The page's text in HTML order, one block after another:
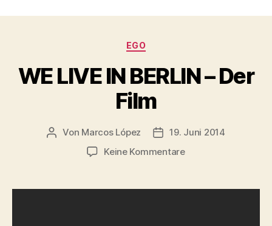
Kategorien
EGO
WE LIVE IN BERLIN – Der
Film
Beitragsautor
Von Marcos López Veröffentlichungsdatum
19. Juni 2014
Keine Kommentarezu
IN